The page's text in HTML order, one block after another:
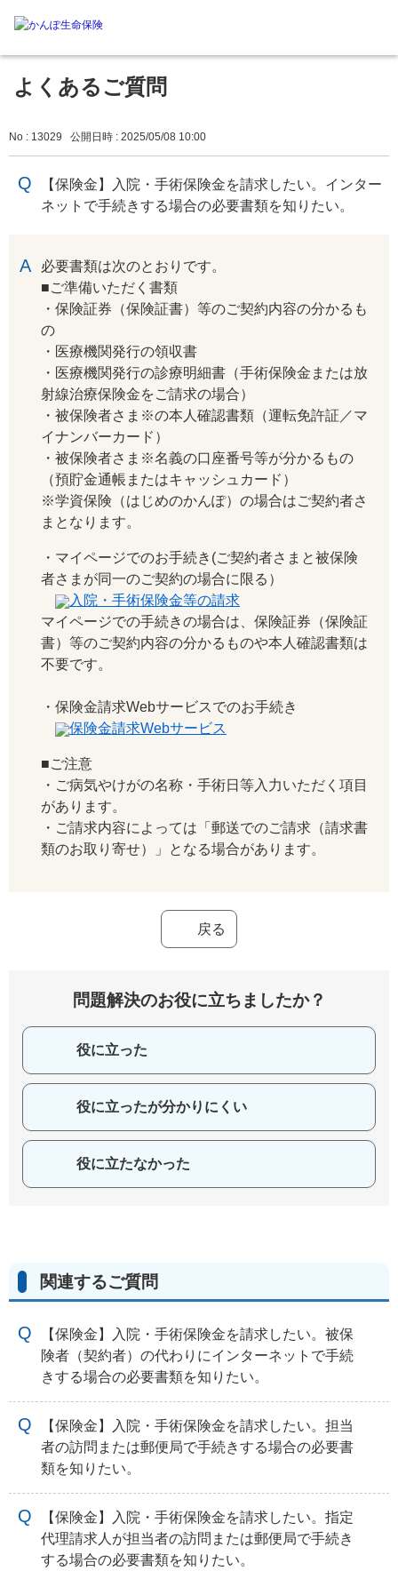
よくあるご質問
No : 13029 公開日時 : 2025/05/08 10:00
【保険金】入院・手術保険金を請求したい。インター
ネットで手続きする場合の必要書類を知りたい。
必要書類は次のとおりです。
■ご準備いただく書類
・保険証券（保険証書）等のご契約内容の分かるも
の
・医療機関発行の領収書
・医療機関発行の診療明細書（手術保険金または放
射線治療保険金をご請求の場合）
・被保険者さま※の本人確認書類（運転免許証／マ
イナンバーカード）
・被保険者さま※名義の口座番号等が分かるもの
（預貯金通帳またはキャッシュカード）
※学資保険（はじめのかんぽ）の場合はご契約者さ
まとなります。
・マイページでのお手続き(ご契約者さまと被保険
者さまが同一のご契約の場合に限る）
入院・手術保険金等の請求
マイページでの手続きの場合は、保険証券（保険証
書）等のご契約内容の分かるものや本人確認書類は
不要です。
・保険金請求Webサービスでのお手続き
保険金請求Webサービス
■ご注意
・ご病気やけがの名称・手術日等入力いただく項目
があります。
・ご請求内容によっては「郵送でのご請求（請求書
類のお取り寄せ）」となる場合があります。
戻る
問題解決のお役に立ちましたか？
役に立った
役に立ったが分かりにくい
役に立たなかった
関連するご質問
【保険金】入院・手術保険金を請求したい。被保
険者（契約者）の代わりにインターネットで手続
きする場合の必要書類を知りたい。
【保険金】入院・手術保険金を請求したい。担当
者の訪問または郵便局で手続きする場合の必要書
類を知りたい。
【保険金】入院・手術保険金を請求したい。指定
代理請求人が担当者の訪問または郵便局で手続き
する場合の必要書類を知りたい。